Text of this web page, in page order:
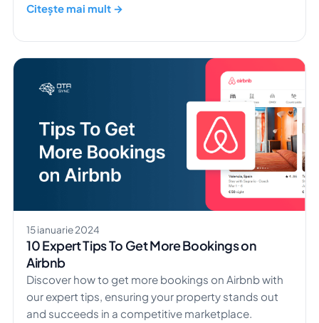
oaspeților.
Citește mai mult →
15 ianuarie 2024
10 Expert Tips To Get More Bookings on
Airbnb
Discover how to get more bookings on Airbnb with
our expert tips, ensuring your property stands out
and succeeds in a competitive marketplace.